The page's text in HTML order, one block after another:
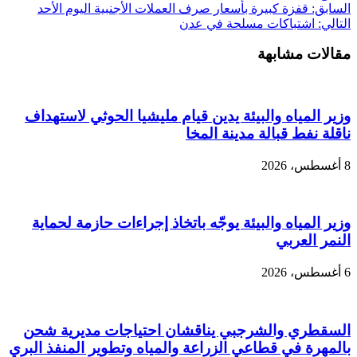
السابق: قفزة كبيرة بأسعار صرف العملات الأجنبية اليوم الأحد
التالي: اشتباكات مسلحة في عدن
مقالات مشابهة
وزير المياه والبيئة يدين قيام مليشيا الحوثي لاستهداف
ناقلة نفط قبالة مدينة المخا
8 أغسطس، 2026
وزير المياه والبيئة يوجّه باتخاذ إجراءات حازمة لحماية
النمر العربي
6 أغسطس، 2026
السقطري والشرجبي يناقشان احتياجات مديرية شحن
بالمهرة في قطاعي الزراعة والمياه وتطوير المنفذ البري